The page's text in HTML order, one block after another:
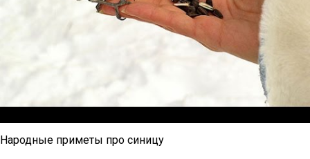
Народные приметы про синицу